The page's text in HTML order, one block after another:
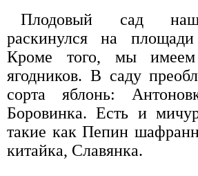
Плодовый сад
раскинулся на
Кроме того, мы имеем
ягодников. В саду
сорта яблонь:
Боровинка. Есть и
такие как Пепин
китайка, Славянка.